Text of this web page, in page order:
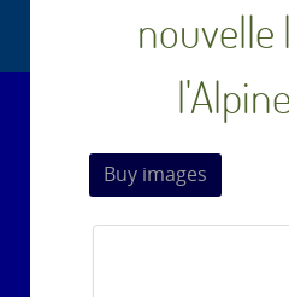
nouvelle
Buy images